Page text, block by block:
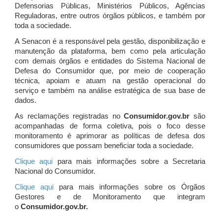
Defensorias Públicas, Ministérios Públicos, Agências
Reguladoras, entre outros órgãos públicos, e também por
toda a sociedade.
A Senacon é a responsável pela gestão, disponibilização e
manutenção da plataforma, bem como pela articulação
com demais órgãos e entidades do Sistema Nacional de
Defesa do Consumidor que, por meio de cooperação
técnica, apoiam e atuam na gestão operacional do
serviço e também na análise estratégica de sua base de
dados.
As reclamações registradas noConsumidor.gov.br são
acompanhadas de forma coletiva, pois o foco desse
monitoramento é aprimorar as políticas de defesa dos
consumidores que possam beneficiar toda a sociedade.
Clique aqui para mais informações sobre a Secretaria
Nacional do Consumidor.
Clique aquipara mais informações sobre os Órgãos
Gestores e de Monitoramento que integram
o Consumidor.gov.br.